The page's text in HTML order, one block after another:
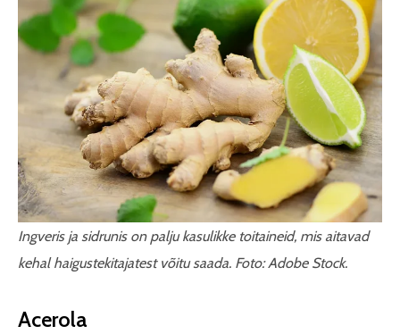
Ingveris ja sidrunis on palju kasulikke toitaineid, mis aitavad
kehal haigustekitajatest võitu saada. Foto: Adobe Stock.
Acerola